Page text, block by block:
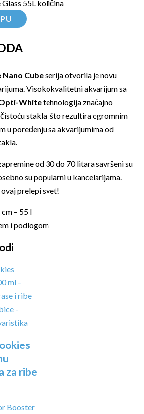
55L količina
Cubeserija otvorila je novu
Visokokvalitetni akvarijum sa
Whitetehnologija značajno
stakla, što rezultira ogromnim
u poređenju sa akvarijumima od
od 30 do 70 litara savršeni su
su popularni u kancelarijama.
prelepi svet!
– 55 l
i podlogom
za ribe